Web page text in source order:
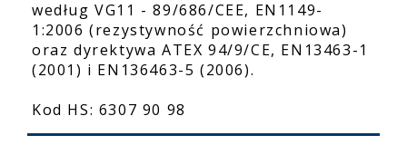
według VG11 - 89/686/CEE, EN1149-
1:2006 (rezystywność powierzchniowa)
oraz dyrektywa ATEX 94/9/CE, EN13463-1
(2001) i EN136463-5 (2006).
Kod HS: 6307 90 98